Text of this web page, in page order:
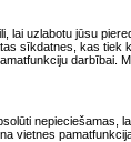
lai uzlabotu jūsu
sīkdatnes, kas tiek
darbībai.
nepieciešamas,
vietnes